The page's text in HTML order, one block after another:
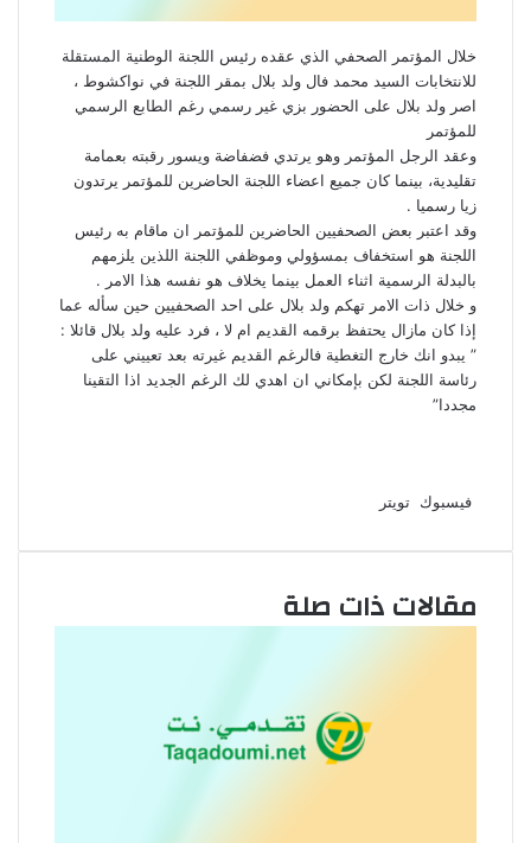
خلال المؤتمر الصحفي الذي عقده رئيس اللجنة الوطنية المستقلة
للانتخابات السيد محمد فال ولد بلال بمقر اللجنة في نواكشوط ،
اصر ولد بلال على الحضور بزي غير رسمي رغم الطابع الرسمي
للمؤتمر
وعقد الرجل المؤتمر وهو يرتدي فضفاضة ويسور رقبته بعمامة
تقليدية، بينما كان جميع اعضاء اللجنة الحاضرين للمؤتمر يرتدون
زيا رسميا .
وقد اعتبر بعض الصحفيين الحاضرين للمؤتمر ان ماقام به رئيس
اللجنة هو استخفاف بمسؤولي وموظفي اللجنة اللذين يلزمهم
بالبدلة الرسمية اثناء العمل بينما يخلاف هو نفسه هذا الامر .
و خلال ذات الامر تهكم ولد بلال على احد الصحفيين حين سأله عما
إذا كان مازال يحتفظ برقمه القديم ام لا ، فرد عليه ولد بلال قائلا :
” يبدو انك خارج التغطية فالرغم القديم غيرته بعد تعييني على
رئاسة اللجنة لكن بإمكاني ان اهدي لك الرغم الجديد اذا التقينا
مجددا”
فيسبوك تويتر
البريد
مقالات ذات صلة